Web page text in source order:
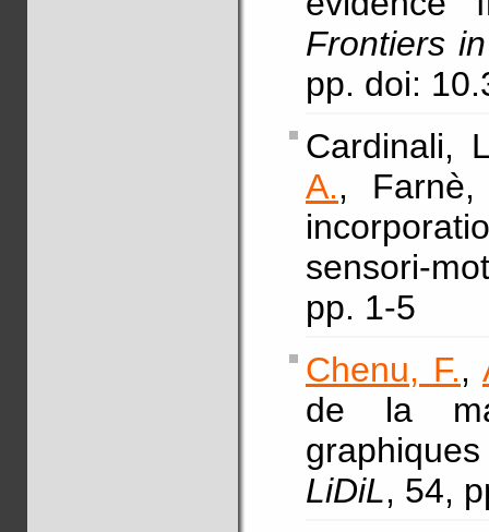
Frontiers
pp. doi:
Cardinali,
A.,
sensori-
pp. 1-5
Chenu, F.,
de la
LiDiL, 54,